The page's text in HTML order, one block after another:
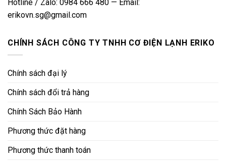
Hotline / Zalo: 0984 666 480 — Email:
erikovn.sg@gmail.com
CHÍNH SÁCH CÔNG TY TNHH CƠ ĐIỆN LẠNH ERIKO
Chính sách đại lý
Chính sách đổi trả hàng
Chính Sách Bảo Hành
Phương thức đặt hàng
Phương thức thanh toán